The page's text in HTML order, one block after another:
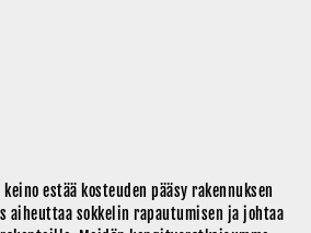
estää kosteuden pääsy rakennuksen
aiheuttaa sokkelin rapautumisen ja johtaa